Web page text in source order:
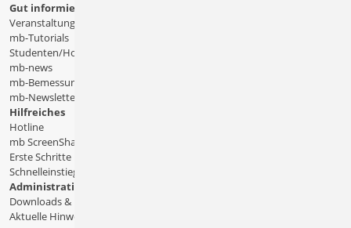
Gut informiert
Veranstaltungen
mb-Tutorials
Studenten/Hochschule
mb-news
mb-Bemessungstafeln
mb-Newsletter
Hilfreiches
Hotline
mb ScreenShare
Erste Schritte
Schnelleinstiege & Doku
Administratives
Downloads & Patches
Aktuelle Hinweise